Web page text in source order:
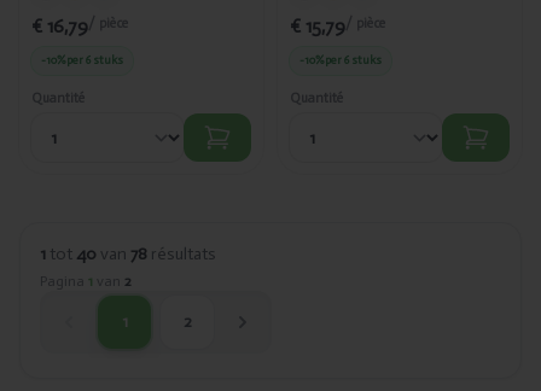
€ 16,79/ pièce
-10%per 6 stuks
Quantité
€ 15,79/ pièce
-10%per 6 stuks
Quantité
1 tot 40 van 78 résultats
Pagina 1 van 2
1huidige pagina
2